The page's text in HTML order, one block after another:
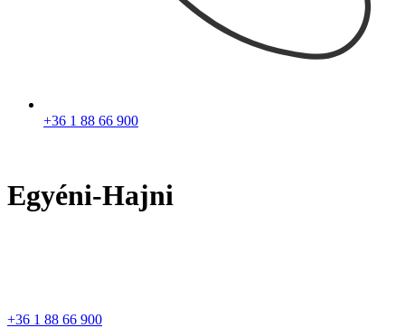
+36 1 88 66 900
Egyéni-Hajni
+36 1 88 66 900